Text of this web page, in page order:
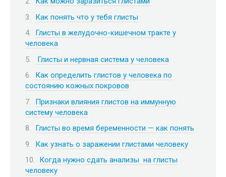
Как понять что у тебя глисты
Глисты в желудочно-кишечном тракте у
человека
Глисты и нервная система у человека
Как определить глистов у человека по
состоянию кожных покровов
Признаки влияния глистов на иммунную
систему человека
Глисты во время беременности — как понять
Как узнать о заражении глистами человеку
Когда нужно сдать анализы на глисты
человеку